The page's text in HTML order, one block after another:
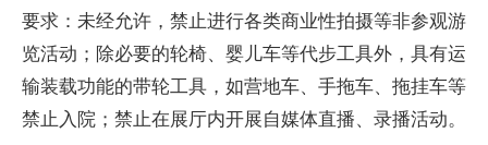
要求：未经允许，禁止进行各类商业性拍摄等非参观游
览活动；除必要的轮椅、婴儿车等代步工具外，具有运
输装载功能的带轮工具，如营地车、手拖车、拖挂车等
禁止入院；禁止在展厅内开展自媒体直播、录播活动。